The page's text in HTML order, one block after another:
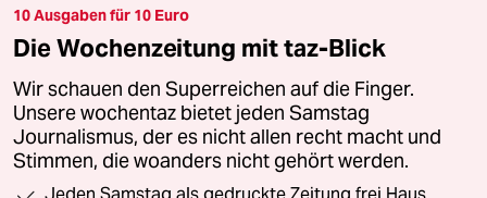
10 Ausgaben für 10 Euro
Die Wochenzeitung mit taz-Blick
Wir schauen den Superreichen auf die Finger.
Unsere wochentaz bietet jeden Samstag
Journalismus, der es nicht allen recht macht und
Stimmen, die woanders nicht gehört werden.